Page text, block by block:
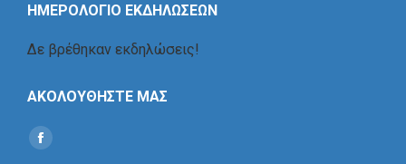
ΗΜΕΡΟΛΟΓΙΟ ΕΚΔΗΛΩΣΕΩΝ
Δε βρέθηκαν εκδηλώσεις!
ΑΚΟΛΟΥΘΗΣΤΕ ΜΑΣ
Find us on:
Social